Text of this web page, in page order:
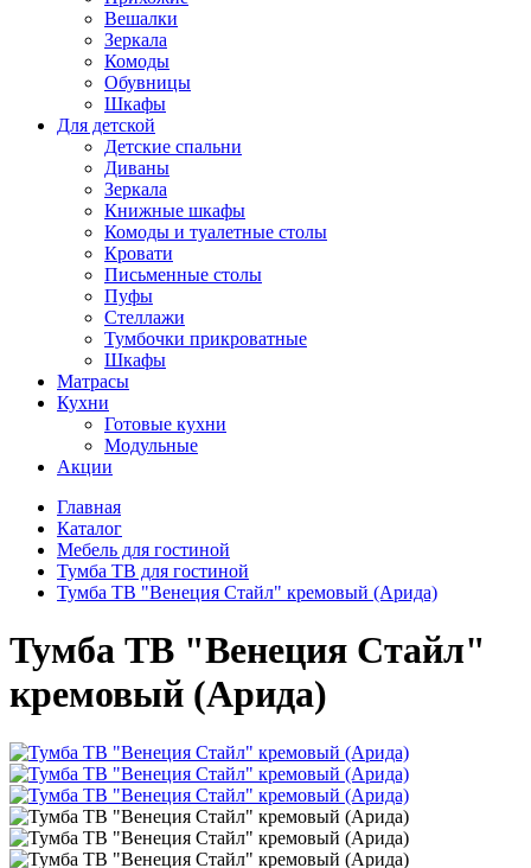
Вешалки
Зеркала
Комоды
Обувницы
Шкафы
Для детской
Детские спальни
Диваны
Зеркала
Книжные шкафы
Комоды и туалетные столы
Кровати
Письменные столы
Пуфы
Стеллажи
Тумбочки прикроватные
Шкафы
Матрасы
Кухни
Готовые кухни
Модульные
Акции
Главная
Каталог
Мебель для гостиной
Тумба ТВ для гостиной
Тумба ТВ "Венеция Стайл" кремовый (Арида)
Тумба ТВ "Венеция Стайл"
кремовый (Арида)